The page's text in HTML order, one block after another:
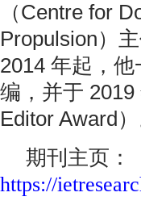
（Centre for
Propulsion）
2014 年起，
编，并于
Editor Award）
期刊主页：
https://